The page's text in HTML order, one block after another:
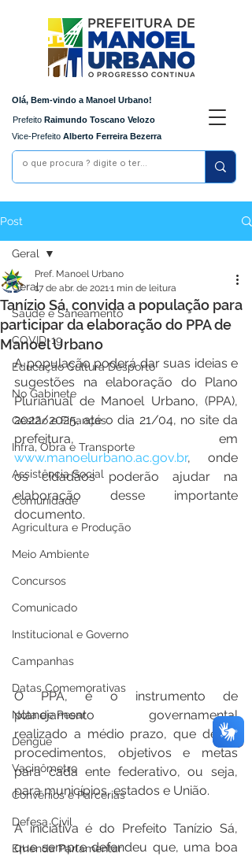
Olá, Bem-vindo a Manoel Urbano!
Prefeito Raimundo Toscano Velozo
Vice-Prefeito Alberto Ferreira Bezerra
Post
Geral
Saúde e Saneamento
COVID-19
Educação Cultura Desporto
No Gabinete
Gestão e Finanças
Infra, Obra e Transporte
Assistência Social
Comunidade
Agricultura e Produção
Meio Ambiente
Concursos
Comunicado
Institucional e Governo
Campanhas
Datas Comemorativas
Nota de Pesar
Dengue
Vacinômetro
Convênios e Parcerias
Defesa Civil
Emenda Parlamentar
Geral
Tanízio Sá, convida a população para
participar da elaboração do PPA de
Manoel Urbano
Pref. Manoel Urbano
17 de abr. de 20211 min de leitura
A população poderá dar suas ideias e
sugestões na elaboração do Plano
Plurianual de Manoel Urbano, (PPA),
2022/2025, até o dia 21/04, no site da
www.manoelurbano.ac.gov.br, onde
os cidadãos poderão ajudar na
elaboração desse importante
documento.
O PPA, é o instrumento de
planejamento governamental
realizado a médio prazo, que define
procedimentos, objetivos e metas
para cada ente federativo, ou seja,
para municípios, estados e União.
A iniciativa é do Prefeito Tanízio Sá,
que sempre defendeu que, uma boa